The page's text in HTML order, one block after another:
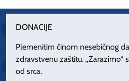
DONACIJE
Plemenitim činom nesebičnog
zdravstvenu zaštitu.
od srca.